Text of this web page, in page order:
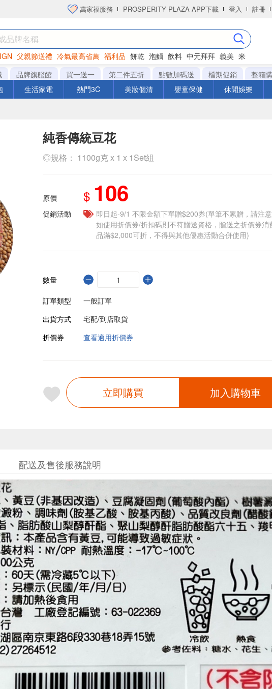
萬家福服務 PROSPERITY PLAZA APP下載 登入 註冊
父親節送禮 冷氣最高省萬 福利品 餅乾 泡麵 飲料 中元拜拜 義美 米
衛生紙
品牌旗艦館 買一送一 第二件五折 點數加碼送 檔期促銷 整箱
生活家電 熱門3C 美妝個清 嬰童保健 休閒娛樂
純香傳統豆花
◎規格： 1100g克 x 1 x 1Set組
原價 $ 106
促銷活動
即日起-9/1 不限金額下單贈$200券(單筆不累贈，請注
如使用折價券/折扣碼則不符贈送資格，贈送之折價券消
品滿$2,000可折，不得與其他優惠活動合併使用)
數量
訂單類型
一般訂單
出貨方式
宅配/到店取貨
折價券
查看適用折價券
立即購買 加入購物車
配送及售後服務說明